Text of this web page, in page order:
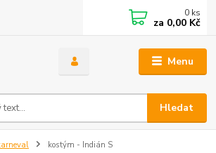
Menu
Hledat
0 ks
za 0,00 Kč
kostým - Indián S